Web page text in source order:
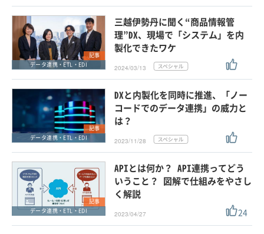
記事
データ連携・ETL・EDI
三越伊勢丹に聞く“商品情報管
理”DX、現場で「システム」を内
製化できたワケ
2024/03/13
記事
データ連携・ETL・EDI
DXと内製化を同時に推進、「ノー
コードでのデータ連携」の威力と
は？
2023/11/28
記事
データ連携・ETL・EDI
APIとは何か？ API連携ってどう
いうこと？ 図解で仕組みをやさし
く解説
2023/04/27 24